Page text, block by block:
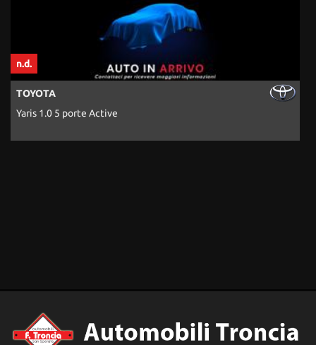
n.d.
TOYOTA
Yaris 1.0 5 porte Active